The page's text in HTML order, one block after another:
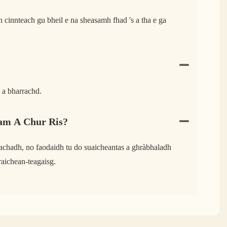
gu bheil e na sheasamh fhad 's a tha e ga
bharrachd.
A Chur Ris?
no faodaidh tu do suaicheantas a ghràbhaladh
teagaisg.